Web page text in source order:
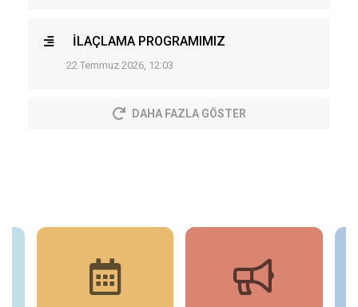
İLAÇLAMA PROGRAMIMIZ
22 Temmuz 2026, 12:03
DAHA FAZLA GÖSTER